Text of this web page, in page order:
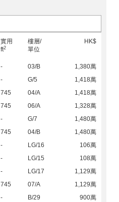
實用
ft2
樓層/
單位
HK$
- 03/B
1,380萬
- G/5
1,418萬
745 04/A
1,418萬
745 06/A
1,328萬
- G/7
1,480萬
745 04/B
1,480萬
- LG/16
106萬
- LG/15
108萬
- LG/17
1,129萬
745 07/A
1,129萬
- B/29
900萬